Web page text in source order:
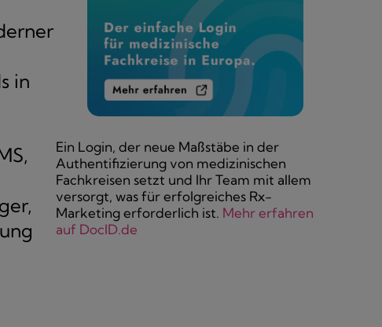
in
Ein Login, der neue Maßstäbe in der
Authentifizierung von medizinischen
Fachkreisen setzt und Ihr Team mit allem
versorgt, was für erfolgreiches Rx-
Marketing erforderlich ist. Mehr erfahren
auf DocID.de